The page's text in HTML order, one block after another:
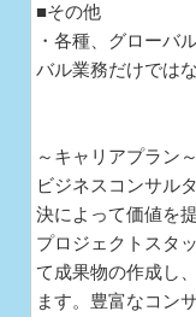
■その他
・各種、グローバ
バル業務だけでは
～キャリアプラン
ビジネスコンサル
決によって価値を
プロジェクトスタ
て成果物の作成し
ます。豊富なコン